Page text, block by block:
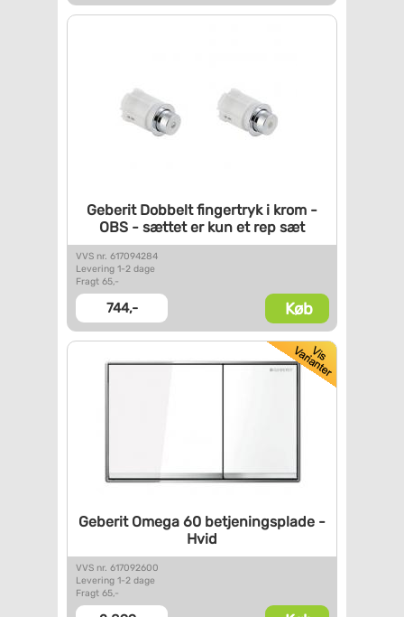
Geberit Dobbelt fingertryk i krom -
OBS - sættet er kun etrep sæt
VVS nr. 617094284
Levering 1-2 dage
Fragt 65,-
744,- Køb
Geberit Omega 60 betjeningsplade -
Hvid
VVS nr. 617092600
Levering 1-2 dage
Fragt 65,-